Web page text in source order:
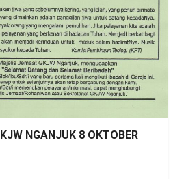
NGANJUK 8 OKTOBER